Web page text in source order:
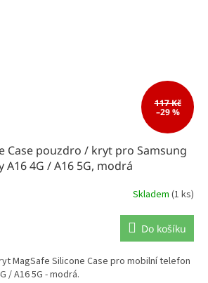
117 Kč
–29 %
Case pouzdro / kryt pro Samsung
A16 4G / A16 5G, modrá
Skladem (1 ks)
Do košíku
MagSafe Silicone Case pro mobilní telefon
/ A16 5G - modrá.